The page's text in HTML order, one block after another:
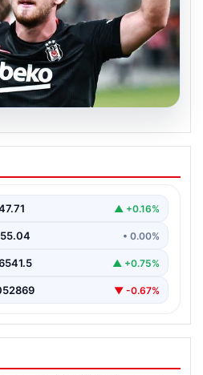
– Beşiktaş Maçı
Anları
▲ +0.16%
55.04 • 0.00%
▲ +0.75%
▼ -0.67%